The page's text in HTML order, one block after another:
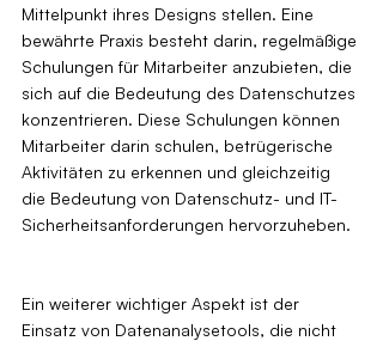
Mittelpunkt ihres Designs stellen. Eine
bewährte Praxis besteht darin, regelmäßige
Schulungen für Mitarbeiter anzubieten, die
sich auf die Bedeutung des Datenschutzes
konzentrieren. Diese Schulungen können
Mitarbeiter darin schulen, betrügerische
Aktivitäten zu erkennen und gleichzeitig
die Bedeutung von Datenschutz- und IT-
Sicherheitsanforderungen hervorzuheben.
Ein weiterer wichtiger Aspekt ist der
Einsatz von Datenanalysetools, die nicht